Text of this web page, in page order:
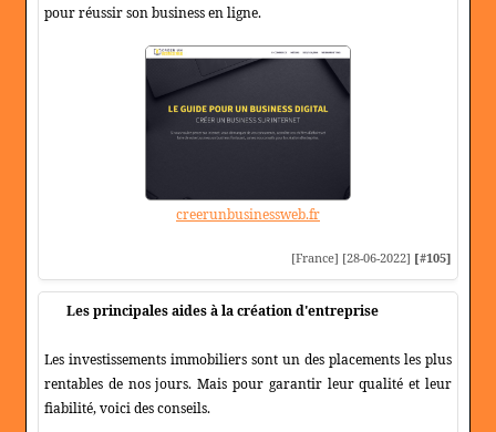
pour réussir son business en ligne.
creerunbusinessweb.fr
[France] [28-06-2022] [#105]
Les principales aides à la création d'entreprise
Les investissements immobiliers sont un des placements les plus
rentables de nos jours. Mais pour garantir leur qualité et leur
fiabilité, voici des conseils.